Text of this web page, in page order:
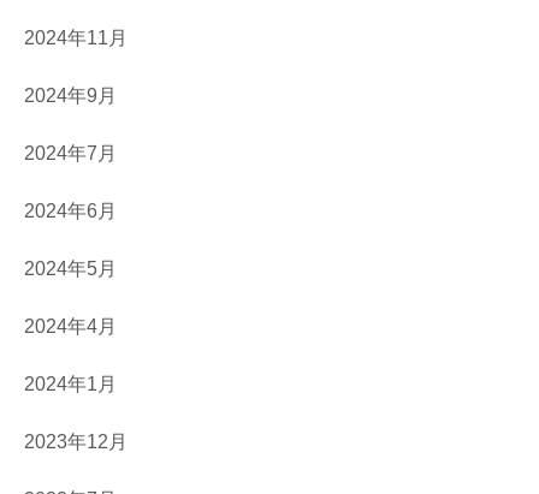
2024年11月
2024年9月
2024年7月
2024年6月
2024年5月
2024年4月
2024年1月
2023年12月